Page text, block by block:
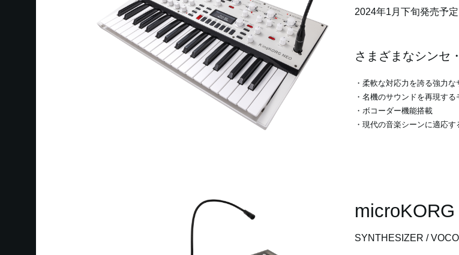
2024年1月下旬発売予定
さまざまなシンセ
・柔軟な対応力を誇る強力
・名機のサウンドを再現す
・ボコーダー機能搭載
・現代の音楽シーンに適応
microKORG
SYNTHESIZER /